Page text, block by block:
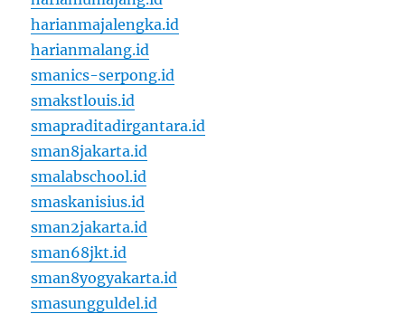
harianmajalengka.id
harianmalang.id
smanics-serpong.id
smakstlouis.id
smapraditadirgantara.id
sman8jakarta.id
smalabschool.id
smaskanisius.id
sman2jakarta.id
sman68jkt.id
sman8yogyakarta.id
smasungguldel.id